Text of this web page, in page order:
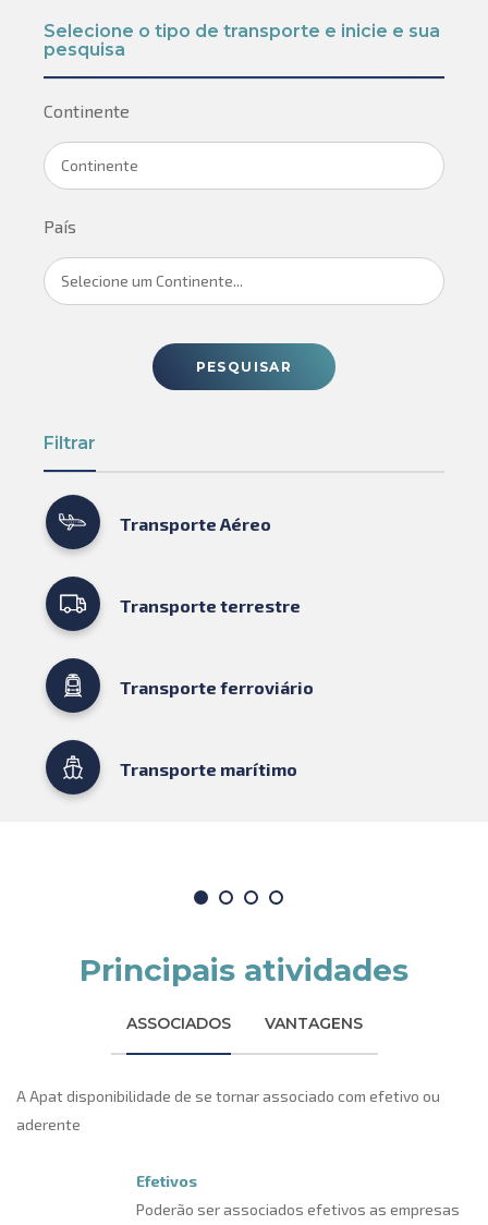
Selecione o tipo de transporte e inicie e sua
pesquisa
Continente
Continente
País
Selecione um Continente...
PESQUISAR
Filtrar
Transporte Aéreo
Transporte terrestre
Transporte ferroviário
Transporte marítimo
Principais atividades
ASSOCIADOS VANTAGENS
A Apat disponibilidade de se tornar associado com efetivo ou
aderente
Efetivos
Poderão ser associados efetivos as empresas